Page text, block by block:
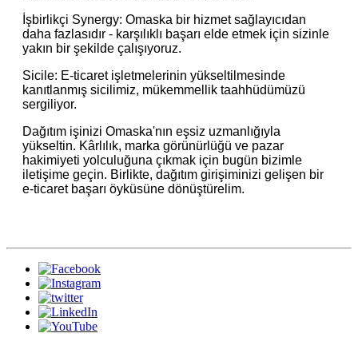
İşbirlikçi Synergy: Omaska ​​bir hizmet sağlayıcıdan
daha fazlasıdır - karşılıklı başarı elde etmek için sizinle
yakın bir şekilde çalışıyoruz.
Sicile: E-ticaret işletmelerinin yükseltilmesinde
kanıtlanmış sicilimiz, mükemmellik taahhüdümüzü
sergiliyor.
Dağıtım işinizi Omaska'nın eşsiz uzmanlığıyla
yükseltin. Kârlılık, marka görünürlüğü ve pazar
hakimiyeti yolculuğuna çıkmak için bugün bizimle
iletişime geçin. Birlikte, dağıtım girişiminizi gelişen bir
e-ticaret başarı öyküsüne dönüştürelim.